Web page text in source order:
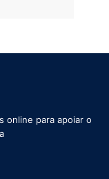
online para apoiar o